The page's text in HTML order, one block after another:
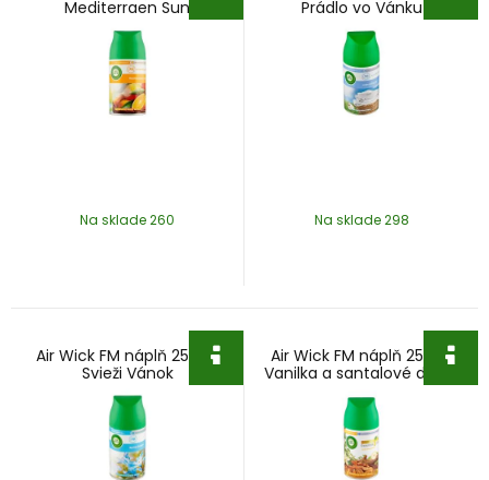
Mediterraen Sun
Na sklade 260
Prádlo vo Vánku
Na sklade 298
Air Wick FM náplň 250ml
Svieži Vánok
Air Wick FM náplň 250ml
Vanilka a santalové drevo